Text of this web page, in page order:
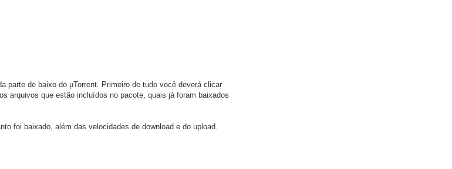
parte de baixo do µTorrent. Primeiro de tudo você deverá clicar
arquivos que estão incluídos no pacote, quais já foram baixados
foi baixado, além das velocidades de download e do upload.